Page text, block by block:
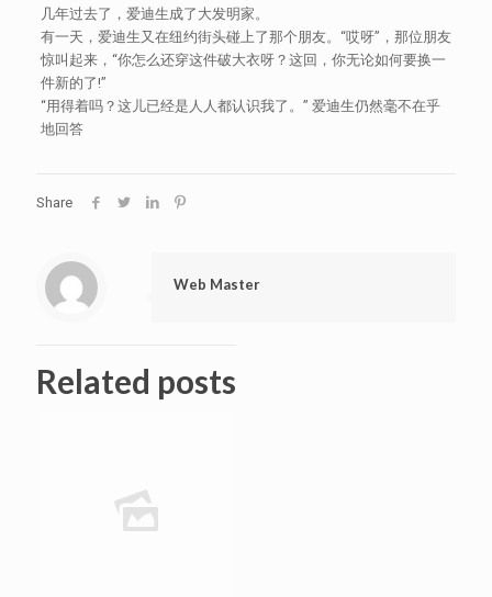
几年过去了，爱迪生成了大发明家。
有一天，爱迪生又在纽约街头碰上了那个朋友。“哎呀”，那位朋友
惊叫起来，“你怎么还穿这件破大衣呀？这回，你无论如何要换一
件新的了!”
“用得着吗？这儿已经是人人都认识我了。” 爱迪生仍然毫不在乎
地回答
Share
Web Master
Related posts